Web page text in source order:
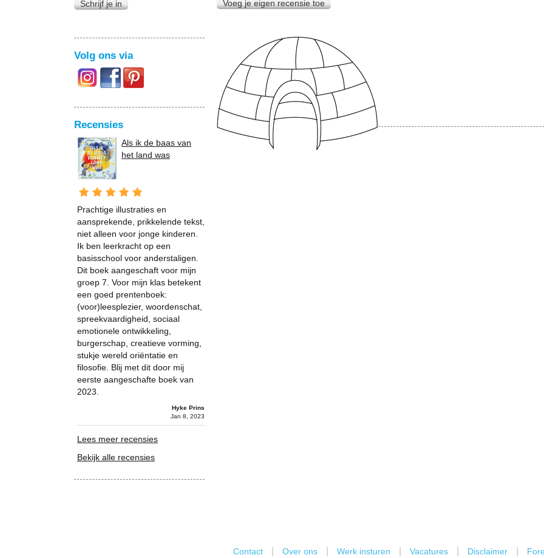
Voeg je eigen recensie toe
Schrijf je in
Volg ons via
Recensies
Als ik de baas van
het land was
Prachtige illustraties en
aansprekende, prikkelende tekst,
niet alleen voor jonge kinderen.
Ik ben leerkracht op een
basisschool voor anderstaligen.
Dit boek aangeschaft voor mijn
groep 7. Voor mijn klas betekent
een goed prentenboek:
(voor)leesplezier, woordenschat,
spreekvaardigheid, sociaal
emotionele ontwikkeling,
burgerschap, creatieve vorming,
stukje wereld oriëntatie en
filosofie. Blij met dit door mij
eerste aangeschafte boek van
2023.
Hyke Prins
Jan 8, 2023
Lees meer recensies
Bekijk alle recensies
Contact Over ons Werk insturen Vacatures Disclaimer